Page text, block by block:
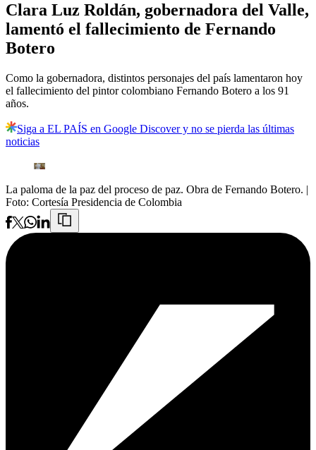
Clara Luz Roldán, gobernadora del Valle,
lamentó el fallecimiento de Fernando
Botero
Como la gobernadora, distintos personajes del país lamentaron hoy
el fallecimiento del pintor colombiano Fernando Botero a los 91
años.
Siga a EL PAÍS en Google Discover y no se pierda las últimas
noticias
La paloma de la paz del proceso de paz. Obra de Fernando Botero. |
Foto: Cortesía Presidencia de Colombia